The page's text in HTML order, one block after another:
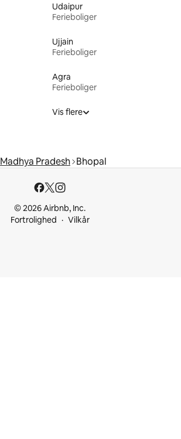
Udaipur
Ferieboliger
Ujjain
Ferieboliger
Agra
Ferieboliger
Vis flere
Madhya Pradesh Bhopal
© 2026 Airbnb, Inc.
Fortrolighed
Vilkår